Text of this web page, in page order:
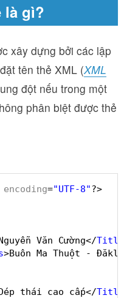
là gì?
xây dựng bởi các lập
tên thẻ XML (XML
đột nếu trong một
phân biệt được thẻ
encoding="UTF-8"?>
Văn Cường</Title
>Buôn Ma Thuột -
thái cao cấp</Title